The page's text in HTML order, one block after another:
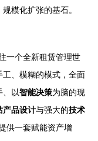
模化扩张的基石。
一个全新租赁管理世
、模糊的模式，全面
、以智能决策为脑的现
产品设计与强大的技术
供一套赋能资产增